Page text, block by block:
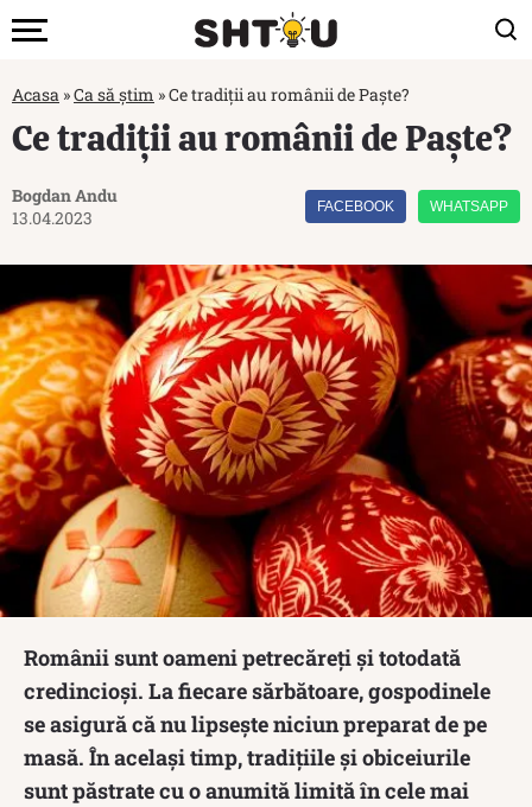
Acasa »Ca să știm »Ce tradiții au românii de Paște?
Ce tradiții au românii de Paște?
Bogdan Andu
13.04.2023
FACEBOOK WHATSAPP
Românii sunt oameni petrecăreți și totodată
credincioși. La fiecare sărbătoare, gospodinele
se asigură că nu lipsește niciun preparat de pe
masă. În același timp, tradițiile și obiceiurile
sunt păstrate cu o anumită limită în cele mai